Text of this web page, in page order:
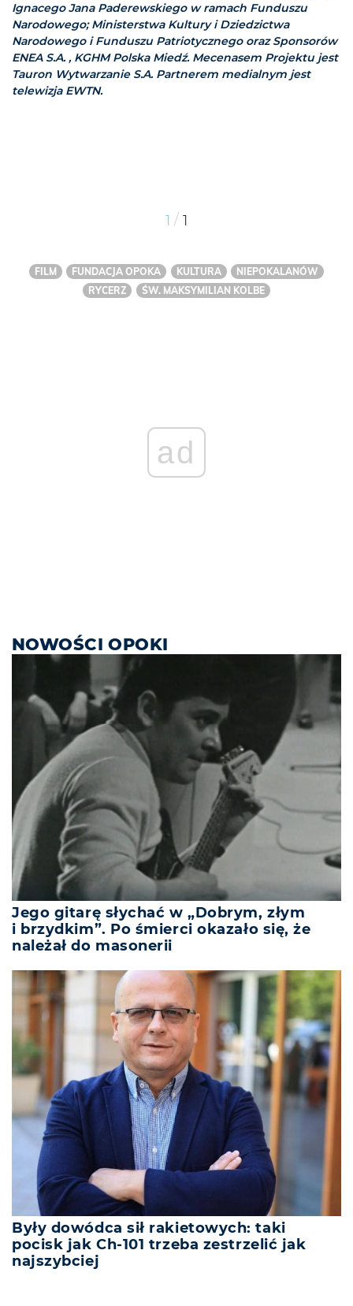
Ignacego Jana Paderewskiego w ramach Funduszu
Narodowego; Ministerstwa Kultury i Dziedzictwa
Narodowego i Funduszu Patriotycznego oraz Sponsorów
ENEA S.A. , KGHM Polska Miedź. Mecenasem Projektu jest
Tauron Wytwarzanie S.A. Partnerem medialnym jest
telewizja EWTN.
1 / 1
FILM FUNDACJA OPOKA KULTURA
NIEPOKALANÓW
RYCERZ
ŚW. MAKSYMILIAN KOLBE
ad
NOWOŚCI OPOKI
Jego gitarę słychać w „Dobrym, złym
i brzydkim”. Po śmierci okazało się, że
należał do masonerii
Były dowódca sił rakietowych: taki
pocisk jak Ch-101 trzeba zestrzelić jak
najszybciej